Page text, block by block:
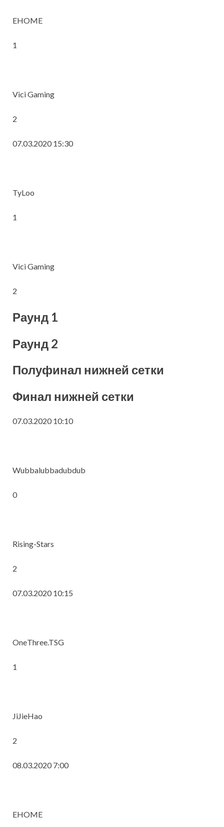
EHOME
1
Vici Gaming
2
07.03.2020 15:30
TyLoo
1
Vici Gaming
2
Раунд 1
Раунд 2
Полуфинал нижней сетки
Финал нижней сетки
07.03.2020 10:10
Wubbalubbadubdub
0
Rising-Stars
2
07.03.2020 10:15
OneThree.TSG
1
JiJieHao
2
08.03.2020 7:00
EHOME